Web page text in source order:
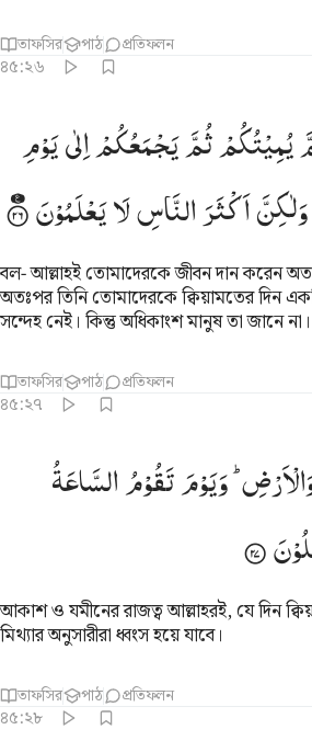
তাফসির পাঠ প্রতিফলন
৪৫:২৬
يجمعكم الى يوم القيامة لا ريب فيه ولاكن
يَجْمَعُكُمْ إِلَىٰ يَوْمِ ٱلْقِيَـٰمَةِ لَا رَيْبَ فِيهِ
یُمِیْتُكُمْثُمَّیَجْمَعُكُمْاِلٰییَوْمِ
وَلٰكِنَّاَكْثَرَالنَّاسِلَایَعْلَمُوْنَ
বল- আল্লাহই তোমাদেরকে জীবন দান করেন
অতঃপর তিনি তোমাদেরকে ক্বিয়ামতের দিন
সন্দেহ নেই। কিন্তু অধিকাংশ মানুষ তা জানে না।
তাফসির পাঠ প্রতিফলন
৪৫:২৭
تقوم الساعة يوميذ يخسر المبطلون ٢٧
وَيَوْمَ تَقُومُ ٱلسَّاعَةُ يَوْمَئِذٍۢ
وَیَوْمَتَقُوْمُالسَّاعَةُ
আকাশ ও যমীনের রাজত্ব আল্লাহরই, যে দিন
মিথ্যার অনুসারীরা ধ্বংস হয়ে যাবে।
তাফসির পাঠ প্রতিফলন
৪৫:২৮